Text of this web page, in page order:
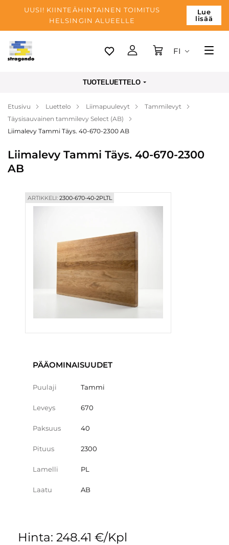
UUSI! KIINTEÄHINTAINEN TOIMITUS
HELSINGIN ALUEELLE
Lue
lisää
Tallinn
Maksu
Yrityksen
Blogi
Yhteystiedot
FI
TUOTELUETTELO
Etusivu Luettelo Liimapuulevyt
Tammilevyt
Täysisauvainen tammilevy Select (AB)
Liimalevy Tammi Täys. 40-670-2300 AB
Liimalevy Tammi Täys. 40-670-2300
AB
ARTIKKELI:2300-670-40-2PLTL
PÄÄOMINAISUUDET
Puulaji Tammi
Leveys 670
Paksuus 40
Pituus 2300
Lamelli PL
Laatu AB
Hinta: 248.41 €/Kpl